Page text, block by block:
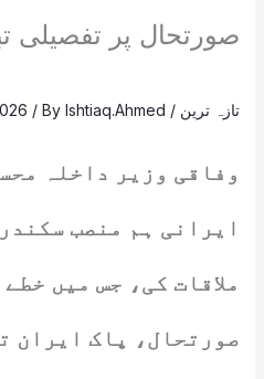
صورتحال پر تفصیلی
تازہ ترین /
/ ByIshtiaq.Ahmed
وفاقی وزیر داخلہ
ایرانی ہم منصب
ملاقات کی، جس میں
صورتحال، پاک ایران